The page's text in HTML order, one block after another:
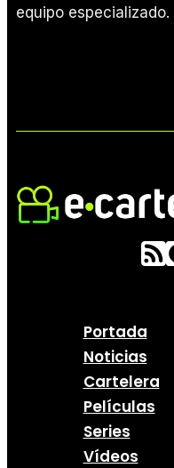
equipo especializado.
Portada
Noticias
Cartelera
Películas
Series
Vídeos